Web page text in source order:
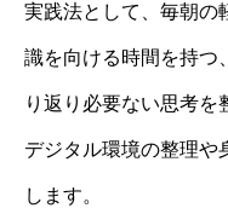
実践法として、毎朝の
識を向ける時間を持つ
り返り必要ない思考を
デジタル環境の整理や
します。